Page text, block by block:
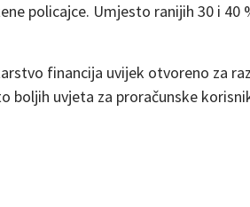
policajce. Umjesto ranijih 30 i 40
financija uvijek otvoreno za
boljih uvjeta za proračunske